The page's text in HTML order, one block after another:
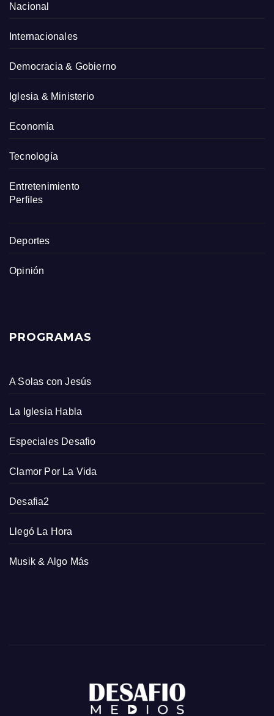
Nacional
Internacionales
Democracia & Gobierno
Iglesia & Ministerio
Economía
Tecnología
Entretenimiento
Perfiles
Deportes
Opinión
PROGRAMAS
A Solas con Jesús
La Iglesia Habla
Especiales Desafio
Clamor Por La Vida
Desafia2
Llegó La Hora
Musik & Algo Más